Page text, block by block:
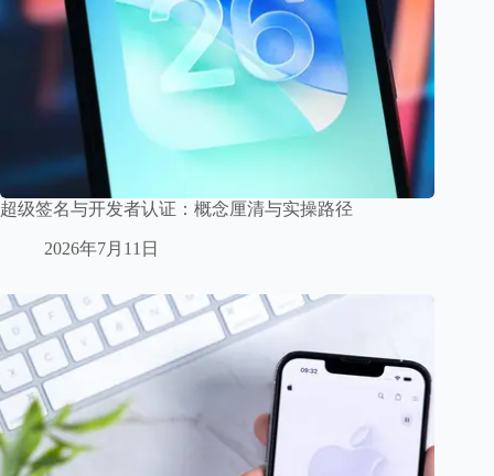
超级签名与开发者认证：概念厘清与实操路径
2026年7月11日